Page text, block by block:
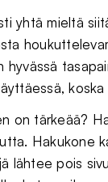
yhtä mieltä
hyvässä
on tärkeää?
Hakukone
lähtee pois